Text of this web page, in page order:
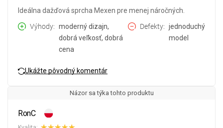
Ideálna dažďová sprcha Mexen pre menej náročných.
Výhody
moderný dizajn,
dobrá veľkosť, dobrá
cena
Defekty
jednoduchý
model
Ukážte pôvodný komentár
Názor sa týka tohto produktu
RonC